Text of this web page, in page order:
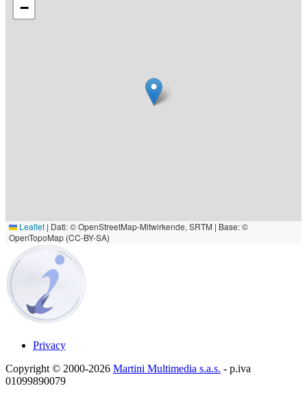
−
Leaflet | Dati: © OpenStreetMap-Mitwirkende, SRTM | Base: ©
OpenTopoMap (CC-BY-SA)
Privacy
Copyright © 2000-2026 Martini Multimedia s.a.s. - p.iva
01099890079